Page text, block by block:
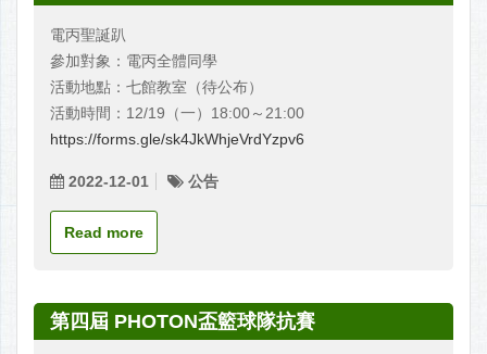
電丙聖誕趴
參加對象：電丙全體同學
活動地點：七館教室（待公布）
活動時間：12/19（一）18:00～21:00
https://forms.gle/sk4JkWhjeVrdYzpv6
2022-12-01 公告
Read more
第四屆 PHOTON盃籃球隊抗賽